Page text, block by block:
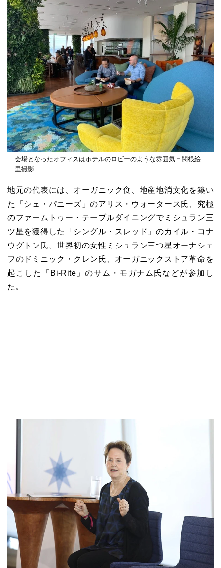
会場となったオフィスはホテルのロビーのような雰囲気＝関根絵
里撮影
地元の代表には、オーガニック食、地産地消文化を築い
た「シェ・パニーズ」のアリス・ウォータース氏、究極
のファームトゥー・テーブルダイニングでミシュラン三
ツ星を獲得した「シングル・スレッド」のカイル・コナ
ウグトン氏、世界初の女性ミシュラン三つ星オーナシェ
フのドミニック・クレン氏、オーガニックストア革命を
起こした「Bi-Rite」のサム・モガナム氏などが参加し
た。